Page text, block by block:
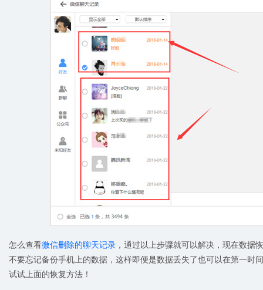
怎么查看微信删除的聊天记录 ，通过以上步骤就可以解决，现在数据
不要忘记备份手机上的数据，这样即便是数据丢失了也可以在第一时
试试上面的恢复方法！